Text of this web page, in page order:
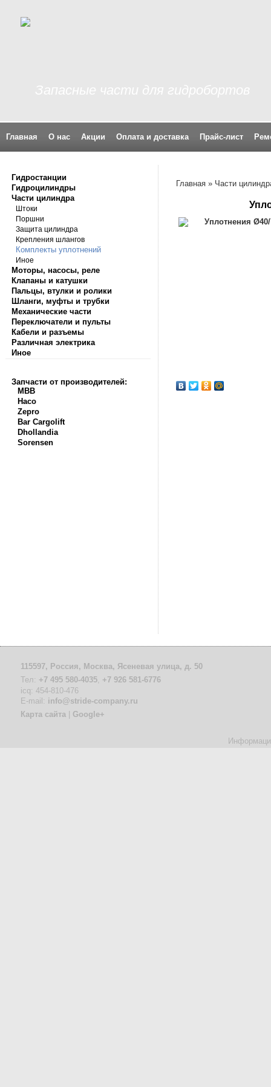
Главная О нас Акции Оплата и доставка Прайс-лист
Гидростанции
Гидроцилиндры
Части цилиндра
Штоки
Поршни
Защита цилиндра
Крепления шлангов
Комплекты уплотнений
Иное
Моторы, насосы, реле
Клапаны и катушки
Пальцы, втулки и ролики
Шланги, муфты и трубки
Механические части
Переключатели и пульты
Кабели и разъемы
Различная электрика
Иное
Запчасти от производителей:
MBB
Haco
Zepro
Bar Cargolift
Dhollandia
Sorensen
Главная » Части
115597, Россия, Москва, Ясеневая улица, д. 50
Тел: +7 495 580-4035, +7 926 581-6776
icq: 454-810-476
Е-mail: info@stride-company.ru
Карта сайта
Google+